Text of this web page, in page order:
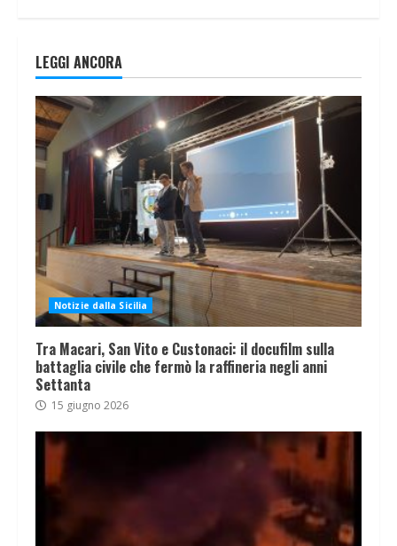
LEGGI ANCORA
Notizie dalla Sicilia
Tra Macari, San Vito e Custonaci: il docufilm sulla
battaglia civile che fermò la raffineria negli anni
Settanta
15 giugno 2026